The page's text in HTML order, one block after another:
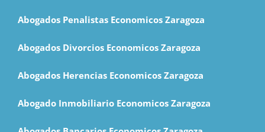
Abogados Penalistas Economicos Zaragoza
Abogados Divorcios Economicos Zaragoza
Abogados Herencias Economicos Zaragoza
Abogado Inmobiliario Economicos Zaragoza